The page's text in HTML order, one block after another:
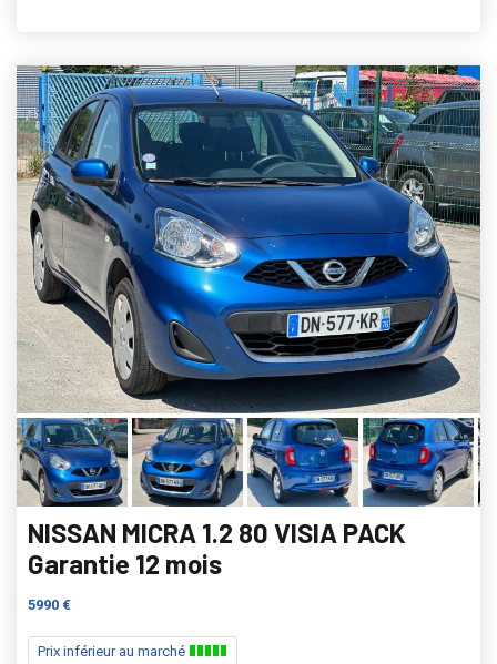
NISSAN MICRA 1.2 80 VISIA PACK
Garantie 12 mois
5990 €
Prix inférieur au marché